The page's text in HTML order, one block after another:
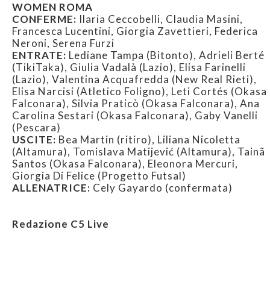
WOMEN ROMA
CONFERME: Ilaria Ceccobelli, Claudia Masini,
Francesca Lucentini, Giorgia Zavettieri, Federica
Neroni, Serena Furzi
ENTRATE: Lediane Tampa (Bitonto), Adrieli Berté
(TikiTaka), Giulia Vadalà (Lazio), Elisa Farinelli
(Lazio), Valentina Acquafredda (New Real Rieti),
Elisa Narcisi (Atletico Foligno), Leti Cortés (Okasa
Falconara), Silvia Praticò (Okasa Falconara), Ana
Carolina Sestari (Okasa Falconara), Gaby Vanelli
(Pescara)
USCITE: Bea Martin (ritiro), Liliana Nicoletta
(Altamura), Tomislava Matijević (Altamura), Tainã
Santos (Okasa Falconara), Eleonora Mercuri,
Giorgia Di Felice (Progetto Futsal)
ALLENATRICE: Cely Gayardo (confermata)
Redazione C5 Live